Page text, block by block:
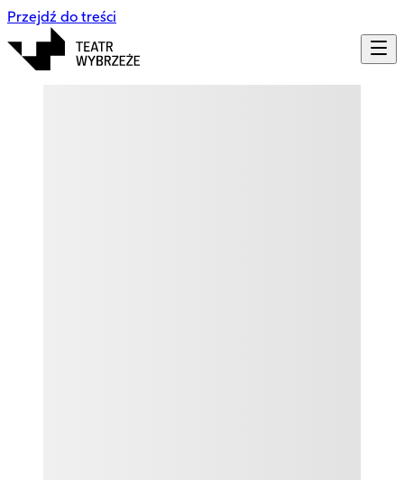
Przejdź do treści